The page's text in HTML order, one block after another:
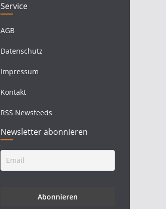
Service
AGB
Datenschutz
Impressum
Kontakt
RSS Newsfeeds
Newsletter abonnieren